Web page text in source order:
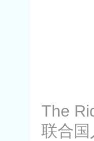
The
联合